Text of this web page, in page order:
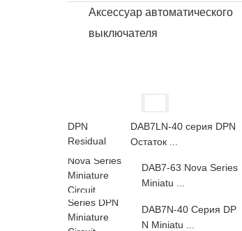
Аксессуар автоматического
выключателя
DAB7LN-40 серия DPN
Остаток ...
DAB7-63 Nova Series
Miniatu ...
DAB7N-40 Серия DP
N Miniatu ...